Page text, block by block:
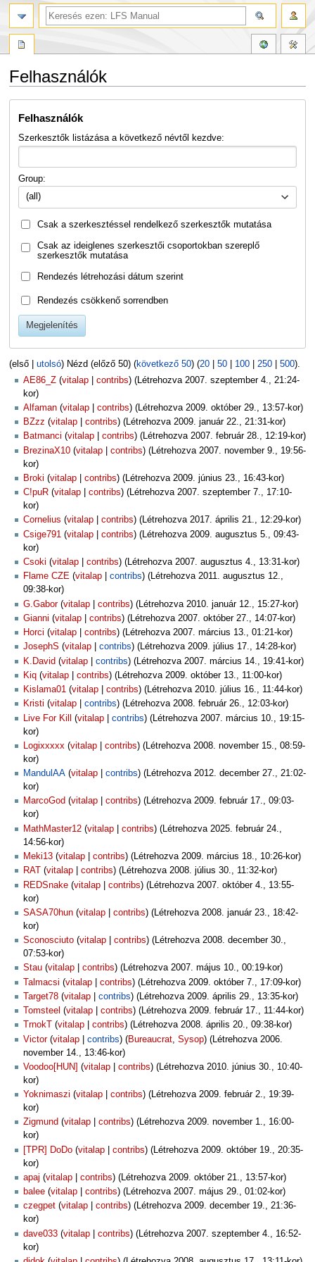
Felhasználók
Felhasználók
Szerkesztők listázása a következő névtől kezdve:
Group:
(all)
Csak a szerkesztéssel rendelkező szerkesztők mutatása
Csak az ideiglenes szerkesztői csoportokban szereplő
szerkesztők mutatása
Rendezés létrehozási dátum szerint
Rendezés csökkenő sorrendben
Megjelenítés
(első | utolsó) Nézd (előző 50) (következő 50) (20| 50| 100| 250| 500).
AE86_Z vitalap contribs
(Létrehozva 2007. szeptember 4., 21:24-
kor)
Alfaman vitalap contribs
(Létrehozva 2009. október 29., 13:57-kor)
BZzz
vitalap contribs
(Létrehozva 2009. január 22., 21:31-kor)
Batmanci
vitalap contribs
(Létrehozva 2007. február 28., 12:19-kor)
BrezinaX10 vitalap contribs
(Létrehozva 2007. november 9., 19:56-
kor)
Broki
vitalap contribs
(Létrehozva 2009. június 23., 16:43-kor)
C!puR vitalap contribs
(Létrehozva 2007. szeptember 7., 17:10-
kor)
Cornelius
vitalap contribs
(Létrehozva 2017. április 21., 12:29-kor)
Csige791
vitalap contribs
(Létrehozva 2009. augusztus 5., 09:43-
kor)
Csoki
vitalap contribs
(Létrehozva 2007. augusztus 4., 13:31-kor)
Flame CZE vitalap contribs
(Létrehozva 2011. augusztus 12.,
09:38-kor)
G.Gabor vitalap contribs
(Létrehozva 2010. január 12., 15:27-kor)
Gianni
vitalap contribs
(Létrehozva 2007. október 27., 14:07-kor)
Horci
vitalap contribs
(Létrehozva 2007. március 13., 01:21-kor)
JosephS
vitalap contribs
(Létrehozva 2009. július 17., 14:28-kor)
K.David
vitalap contribs
(Létrehozva 2007. március 14., 19:41-kor)
Kiq vitalap contribs
(Létrehozva 2009. október 13., 11:00-kor)
Kislama01 vitalap contribs
(Létrehozva 2010. július 16., 11:44-kor)
Kristi
vitalap contribs
(Létrehozva 2008. február 26., 12:03-kor)
Live For Kill
vitalap contribs
(Létrehozva 2007. március 10., 19:15-
kor)
Logixxxxx vitalap contribs
(Létrehozva 2008. november 15., 08:59-
kor)
MandulAA vitalap contribs
(Létrehozva 2012. december 27., 21:02-
kor)
MarcoGod
vitalap contribs
(Létrehozva 2009. február 17., 09:03-
kor)
MathMaster12 vitalap contribs
(Létrehozva 2025. február 24.,
14:56-kor)
Meki13 vitalap contribs
(Létrehozva 2009. március 18., 10:26-kor)
RAT
vitalap contribs
(Létrehozva 2008. július 30., 11:32-kor)
REDSnake vitalap contribs
(Létrehozva 2007. október 4., 13:55-
kor)
SASA70hun vitalap contribs
(Létrehozva 2008. január 23., 18:42-
kor)
Sconosciuto vitalap contribs
(Létrehozva 2008. december 30.,
07:53-kor)
Stau vitalap contribs
(Létrehozva 2007. május 10., 00:19-kor)
Talmacsi
vitalap contribs
(Létrehozva 2009. október 7., 17:09-kor)
Target78 vitalap contribs
(Létrehozva 2009. április 29., 13:35-kor)
Tomsteel
vitalap contribs
(Létrehozva 2009. február 17., 11:44-kor)
TrnokT
vitalap contribs
(Létrehozva 2008. április 20., 09:38-kor)
Victor vitalap contribs ‏‎ (Bureaucrat Sysop) (Létrehozva 2006.
november 14., 13:46-kor)
Voodoo[HUN]
vitalap contribs
(Létrehozva 2010. június 30., 10:40-
kor)
Yoknimaszi
vitalap contribs
(Létrehozva 2009. február 2., 19:39-
kor)
Zigmund
vitalap contribs
(Létrehozva 2009. november 1., 16:00-
kor)
[TPR] DoDo vitalap contribs
(Létrehozva 2009. október 19., 20:35-
kor)
apaj
vitalap contribs
(Létrehozva 2009. október 21., 13:57-kor)
balee vitalap contribs
(Létrehozva 2007. május 29., 01:02-kor)
czegpet vitalap contribs
(Létrehozva 2009. december 19., 21:36-
kor)
dave033 vitalap contribs
(Létrehozva 2007. szeptember 4., 16:52-
kor)